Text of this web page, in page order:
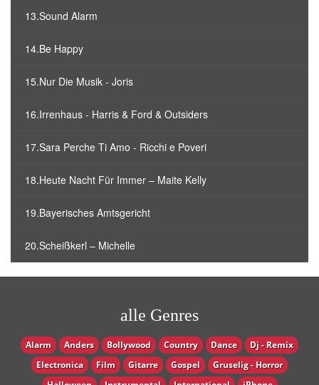
13.Sound Alarm
14.Be Happy
15.Nur Die Musik - Joris
16.Irrenhaus - Harris & Ford & Outsiders
17.Sara Perche Ti Amo - Ricchi e Poveri
18.Heute Nacht Für Immer – Maite Kelly
19.Bayerisches Amtsgericht
20.Scheißkerl – Michelle
alle Genres
Alarm Anders Bollywood Country Dance
Dj - Remix
Electronica
Film Gitarre Gospel
Gruselig - Horror